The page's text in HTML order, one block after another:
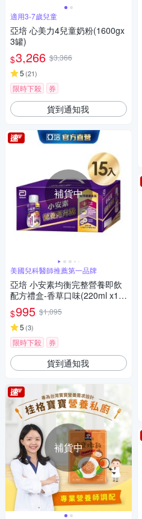
適用3-7歲兒童
亞培 心美力4兒童奶粉(1600gx
3罐)
$3,266 $3,366
5 (21)
限時下殺 券
貨到通知我
補貨中
美國兒科醫師推薦第一品牌
亞培 小安素均衡完整營養即飲
配方禮盒-香草口味(220ml x15
入)
$995 $1,095
5 (3)
限時下殺 券
貨到通知我
補貨中